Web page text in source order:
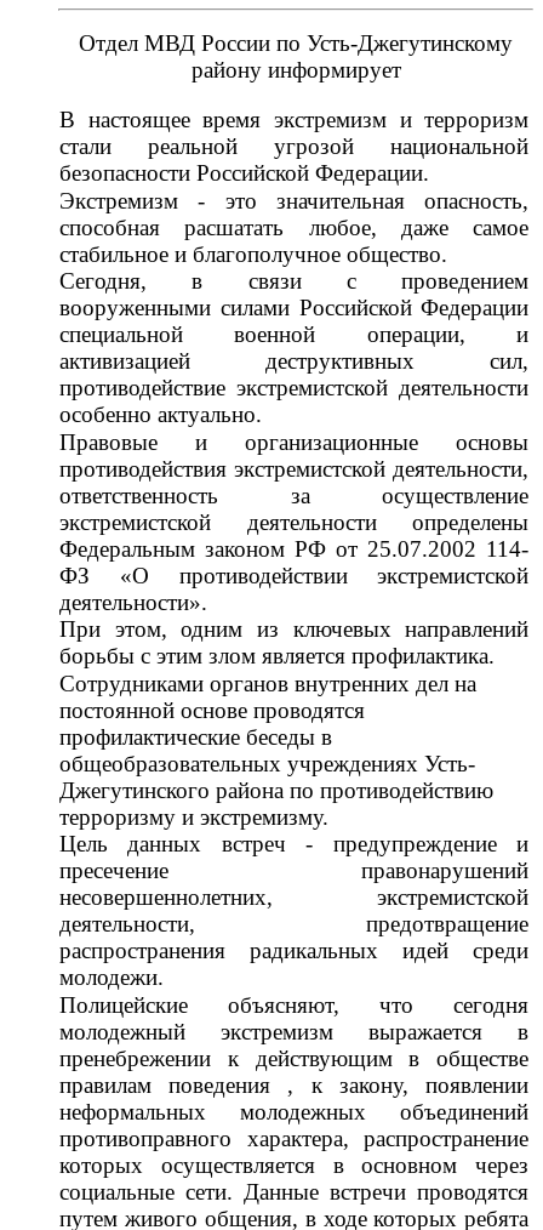
Отдел МВД России по Усть-Джегутинскому
району информирует
В настоящее время экстремизм и терроризм
стали реальной угрозой национальной
безопасности Российской Федерации.
Экстремизм - это значительная опасность,
способная расшатать любое, даже самое
стабильное и благополучное общество.
Сегодня, в связи с проведением
вооруженными силами Российской Федерации
специальной военной операции, и
активизацией деструктивных сил,
противодействие экстремистской деятельности
особенно актуально.
Правовые и организационные основы
противодействия экстремистской деятельности,
ответственность за осуществление
экстремистской деятельности определены
Федеральным законом РФ от 25.07.2002 114-
ФЗ «О противодействии экстремистской
деятельности».
При этом, одним из ключевых направлений
борьбы с этим злом является профилактика.
Сотрудниками органов внутренних дел на
постоянной основе проводятся
профилактические беседы в
общеобразовательных учреждениях Усть-
Джегутинского района по противодействию
терроризму и экстремизму.
Цель данных встреч - предупреждение и
пресечение правонарушений
несовершеннолетних, экстремистской
деятельности, предотвращение
распространения радикальных идей среди
молодежи.
Полицейские объясняют, что сегодня
молодежный экстремизм выражается в
пренебрежении к действующим в обществе
правилам поведения , к закону, появлении
неформальных молодежных объединений
противоправного характера, распространение
которых осуществляется в основном через
социальные сети. Данные встречи проводятся
путем живого общения, в ходе которых ребята